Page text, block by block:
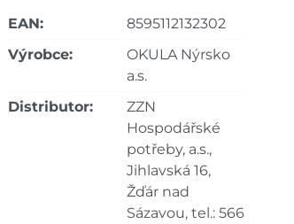
EAN:
8595112132302
Výrobce:
OKULA Nýrsko
a.s.
Distributor:
ZZN
Hospodářské
potřeby, a.s.,
Jihlavská 16,
Žďár nad
Sázavou, tel.: 566